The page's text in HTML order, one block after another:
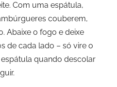
Com uma espátula,
couberem,
Abaixe o fogo e deixe
de cada lado – só vire o
quando descolar